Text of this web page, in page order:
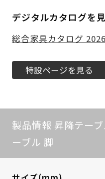
デジタルカタログを
総合家具カタログ 2026
特設ページを見る
製品情報 昇降テー
ーブル 脚